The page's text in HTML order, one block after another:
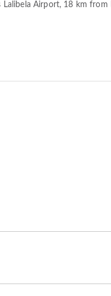
Airport, 18 km from